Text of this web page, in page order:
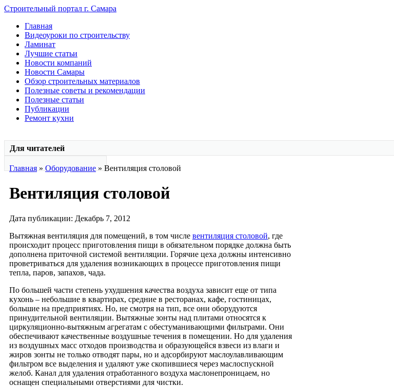
Строительный портал г. Самара
Главная
Видеоуроки по строительству
Ламинат
Лучшие статьи
Новости компаний
Новости Самары
Обзор строительных материалов
Полезные советы и рекомендации
Полезные статьи
Публикации
Ремонт кухни
Для читателей
Главная » Оборудование » Вентиляция столовой
Вентиляция столовой
Дата публикации: Декабрь 7, 2012
Вытяжная вентиляция для помещений, в том числе вентиляция столовой, где
происходит процесс приготовления пищи в обязательном порядке должна быть
дополнена приточной системой вентиляции. Горячие цеха должны интенсивно
проветриваться для удаления возникающих в процессе приготовления пищи
тепла, паров, запахов, чада.
По большей части степень ухудшения качества воздуха зависит еще от типа
кухонь – небольшие в квартирах, средние в ресторанах, кафе, гостиницах,
большие на предприятиях. Но, не смотря на тип, все они оборудуются
принудительной вентиляции. Вытяжные зонты над плитами относятся к
циркуляционно-вытяжным агрегатам с обестуманивающими фильтрами. Они
обеспечивают качественные воздушные течения в помещении. Но для удаления
из воздушных масс отходов производства и образующейся взвеси из влаги и
жиров зонты не только отводят пары, но и адсорбируют маслоулавливающим
фильтром все выделения и удаляют уже скопившиеся через маслоспускной
желоб. Канал для удаления отработанного воздуха маслонепроницаем, но
оснащен специальными отверстиями для чистки.